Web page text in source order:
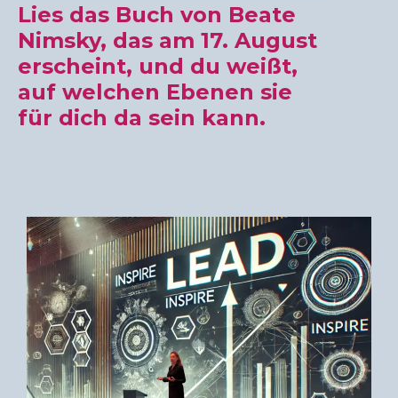
Lies das Buch von Beate
Nimsky, das am 17. August
erscheint, und du weißt,
auf welchen Ebenen sie
für dich da sein kann.